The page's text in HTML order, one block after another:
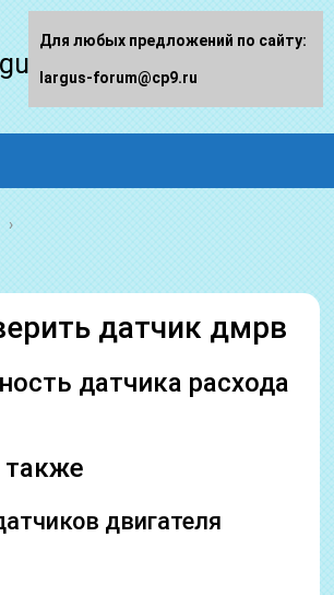
forum.ru
датчик дмрв
датчика расхода
двигателя
Для любых предложений по сайту:
largus-forum@cp9.ru